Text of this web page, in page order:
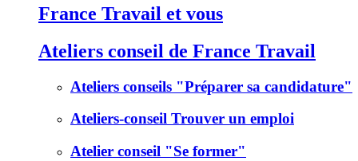
France Travail et vous
Ateliers conseil de France Travail
Ateliers conseils "Préparer sa candidature"
Ateliers-conseil Trouver un emploi
Atelier conseil "Se former"